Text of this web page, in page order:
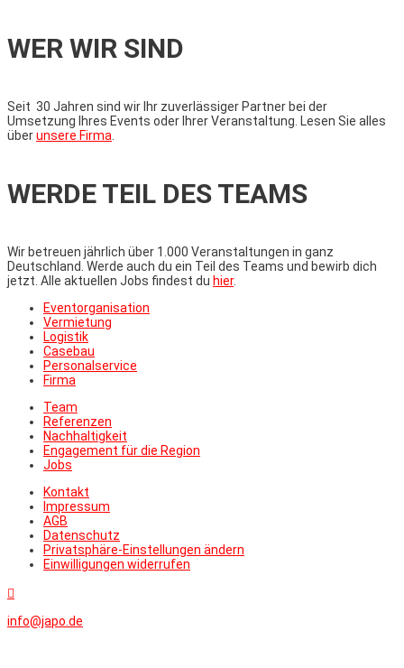
WER WIR SIND
Seit 30 Jahren sind wir Ihr zuverlässiger Partner bei der
Umsetzung Ihres Events oder Ihrer Veranstaltung. Lesen Sie alles
überunsere Firma
WERDE TEIL DES TEAMS
Wir betreuen jährlich über 1.000 Veranstaltungen in ganz
Deutschland. Werde auch du ein Teil des Teams und bewirb dich
jetzt. Alle aktuellen Jobs findest du hier.
Eventorganisation
Vermietung
Logistik
Casebau
Personalservice
Firma
Team
Referenzen
Nachhaltigkeit
Engagement für die Region
Jobs
Kontakt
Impressum
AGB
Datenschutz
Privatsphäre-Einstellungen ändern
Einwilligungen widerrufen

info@japo.de